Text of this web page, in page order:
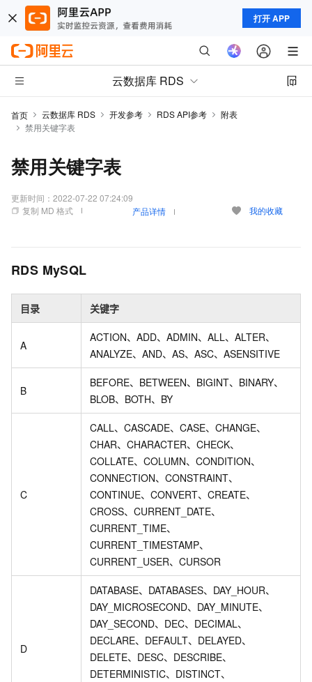
打开 APP
云数据库 RDS
首页 云数据库 RDS 开发参考 RDS API参考
附表
禁用关键字表
禁用关键字表
更新时间： 2022-07-22 07:24:09
复制 MD 格式
产品详情 我的收藏
RDS MySQL
目录 关键字
A
ACTION、ADD、ADMIN、ALL、ALTER、
ANALYZE、AND、AS、ASC、ASENSITIVE
B
BEFORE、BETWEEN、BIGINT、BINARY、
BLOB、BOTH、BY
C
CALL、CASCADE、CASE、CHANGE、
CHAR、CHARACTER、CHECK、
COLLATE、COLUMN、CONDITION、
CONNECTION、CONSTRAINT、
CONTINUE、CONVERT、CREATE、
CROSS、CURRENT_DATE、
CURRENT_TIME、
CURRENT_TIMESTAMP、
CURRENT_USER、CURSOR
D
DATABASE、DATABASES、DAY_HOUR、
DAY_MICROSECOND、DAY_MINUTE、
DAY_SECOND、DEC、DECIMAL、
DECLARE、DEFAULT、DELAYED、
DELETE、DESC、DESCRIBE、
DETERMINISTIC、DISTINCT、